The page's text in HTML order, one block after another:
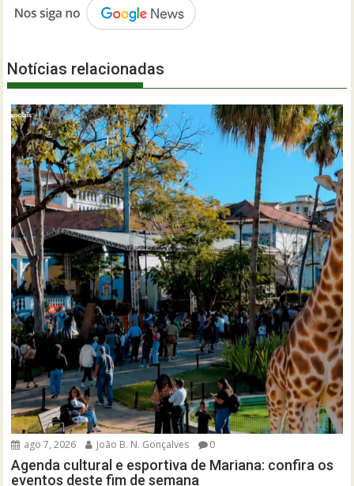
Notícias relacionadas
ago 7, 2026 João B. N. Gonçalves 0
Agenda cultural e esportiva de Mariana: confira os
eventos deste fim de semana